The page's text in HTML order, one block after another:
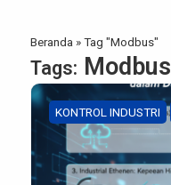
Beranda »Tag "Modbus"
Tags: Modbus
KONTROL INDUSTRI